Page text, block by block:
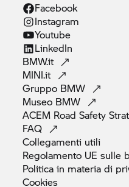
Facebook
Instagram
Youtube
LinkedIn
BMW.it
MINI.it
Gruppo BMW
Museo BMW
ACEM Road Safety
FAQ
Collegamenti utili
Regolamento UE sulle
Politica in materia di
Cookies